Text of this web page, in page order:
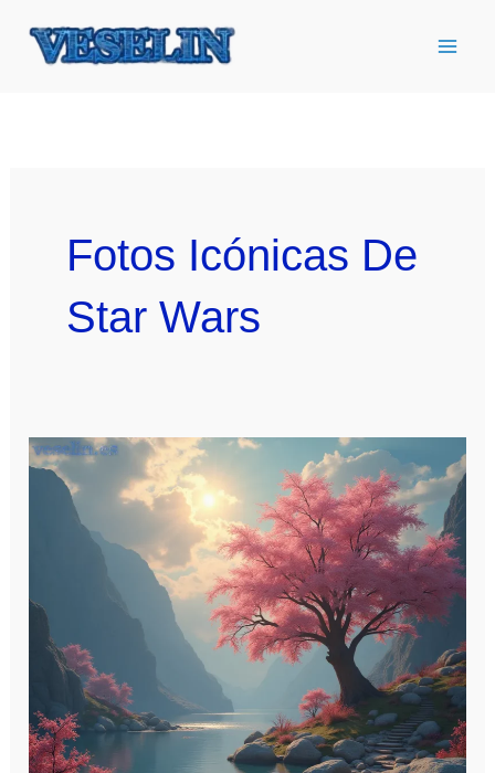
Fotos Icónicas De
Star Wars